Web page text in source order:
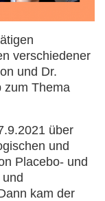
verschiedener
und Dr.
zum Thema
über
und
Placebo- und
kam der